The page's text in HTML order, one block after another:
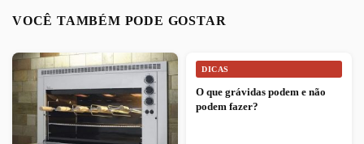
VOCÊ TAMBÉM PODE GOSTAR
DICAS
O que grávidas podem e não
podem fazer?